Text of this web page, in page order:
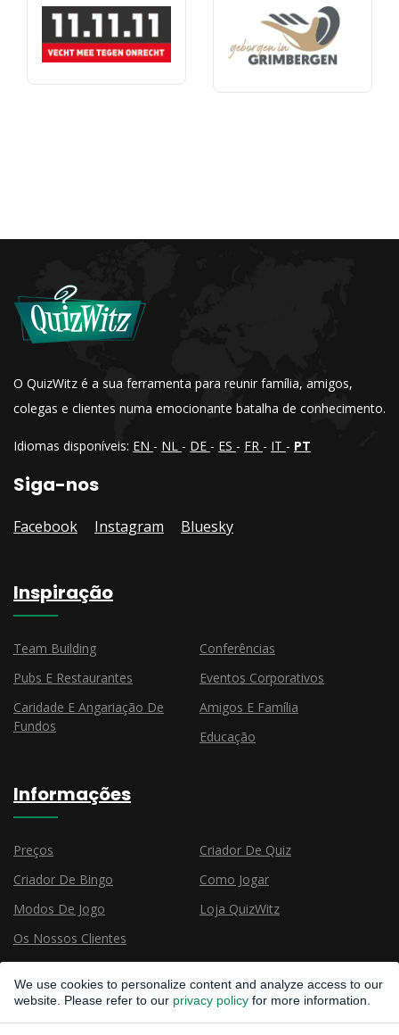
O QuizWitz é a sua ferramenta para reunir família, amigos,
colegas e clientes numa emocionante batalha de conhecimento.
Idiomas disponíveis: EN - NL - DE - ES - FR - IT - PT
Siga-nos
Facebook Instagram Bluesky
Inspiração
Team Building
Conferências
Pubs E Restaurantes
Eventos Corporativos
Caridade E Angariação De
Fundos
Amigos E Família
Educação
Informações
Preços
Criador De Quiz
Criador De Bingo
Como Jogar
Modos De Jogo
Loja QuizWitz
Os Nossos Clientes
We use cookies to personalize content and analyze access to our
website. Please refer to our privacy policy for more information.